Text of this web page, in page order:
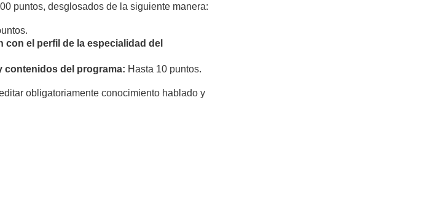
puntos, desglosados de la siguiente manera:
el perfil de la especialidad del
contenidos del programa: Hasta 10 puntos.
obligatoriamente conocimiento hablado y